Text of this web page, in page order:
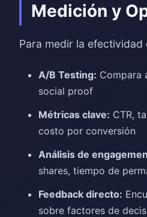
Medición y
Para medir la
A/B Testing: Compara
social proof
Métricas clave: CTR,
costo por conversión
Análisis de
shares, tiempo de
Feedback directo:
sobre factores de